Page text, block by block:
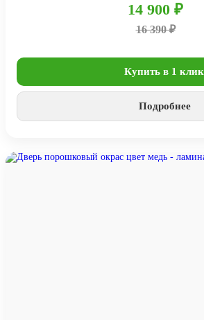
14 900 ₽
16 390 ₽
Купить в 1 клик
Подробнее